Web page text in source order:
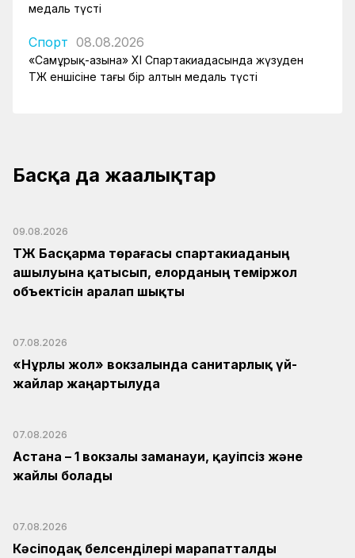
медаль түсті
Спорт 08.08.2026
«Самұрық-Қазына» XI Спартакиадасында жүзуден
ҚТЖ еншісіне тағы бір алтын медаль түсті
Басқа да жаңалықтар
09.08.2026
ҚТЖ Басқарма төрағасы спартакиаданың
ашылуына қатысып, елорданың теміржол
объектісін аралап шықты
07.08.2026
«Нұрлы жол» вокзалында санитарлық үй-
жайлар жаңартылуда
07.08.2026
Астана – 1 вокзалы заманауи, қауіпсіз және
жайлы болады
07.08.2026
Кәсіподақ белсенділері марапатталды